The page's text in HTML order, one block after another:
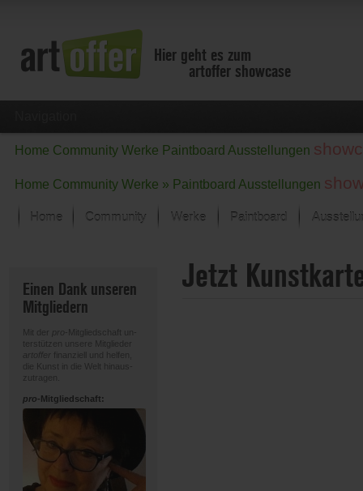
Hier geht es zum
artoffer showcase
Home Community Werke Paintboard Ausstellungen
Home Community Werke » Paintboard Ausstellungen
Home Community Werke
Der letzte Monat im Fokus
Alle Fokus-Werke
Paintboard
Einen Dank unseren
Mitgliedern
Mit der pro
-Mitgliedschaft un-
terstützen unsere Mitglieder
artoffer finanziell und helfen,
die Kunst in die Welt hinaus-
zutragen.
pro-Mitgliedschaft:
Jetzt